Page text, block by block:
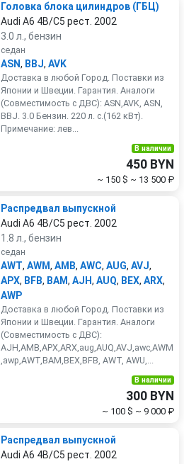
Головка блока цилиндров (ГБЦ)
Audi A6 4B/C5 рест. 2002
3.0 л., бензин
седан
ASN, BBJ, AVK
Доставка в любой Город. Поставки из
Японии и Швеции. Гарантия. Аналоги
(Совместимость с ДВС): ASN,AVK, ASN,
BBJ. 3.0 Бензин. 220 л. с.(162 кВт).
Примечание: лев...
В наличии
450 BYN
~ 150 $ ~ 13 500 ₽
Распредвал выпускной
Audi A6 4B/C5 рест. 2002
1.8 л., бензин
седан
AWT, AWM, AMB, AWC, AUG, AVJ,
APX, BFB, BAM, AJH, AUQ, BEX, ARX,
AWP
Доставка в любой Город. Поставки из
Японии и Швеции. Гарантия. Аналоги
(Совместимость с ДВС):
AJH,AMB,APX,ARX,aug,AUQ,AVJ,awc,AWM
,awp,AWT,BAM,BEX,BFB, AWT, AWU,...
В наличии
300 BYN
~ 100 $ ~ 9 000 ₽
Распредвал выпускной
Audi A6 4B/C5 рест. 2002